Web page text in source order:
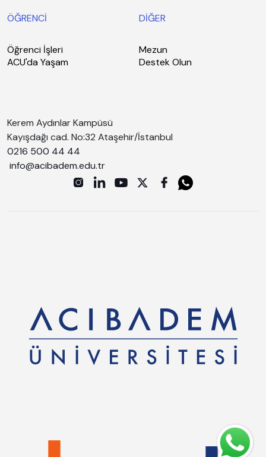
ÖĞRENCİ
Öğrenci İşleri
ACU'da Yaşam
DİĞER
Mezun
Destek Olun
Kerem Aydınlar Kampüsü
Kayışdağı cad. No:32 Ataşehir/İstanbul
0216 500 44 44
info@acibadem.edu.tr